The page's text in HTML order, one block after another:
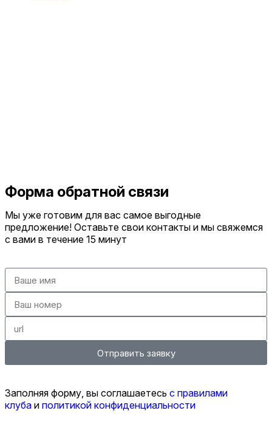
Форма обратной связи
Мы уже готовим для вас самое выгодные
предложение! Оставьте свои контакты и мы свяжемся
с вами в течение 15 минут
Отправить заявку
Заполняя форму, вы соглашаетесь с правилами
клуба и политикой конфиденциальности